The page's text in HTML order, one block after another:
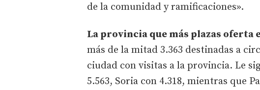
de la comunidad y ramificaciones».
La provincia que más plazas oferta
más de la mitad 3.363 destinadas a
ciudad con visitas a la provincia. Le
5.563, Soria con 4.318, mientras que